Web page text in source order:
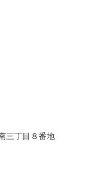
三丁目８番地